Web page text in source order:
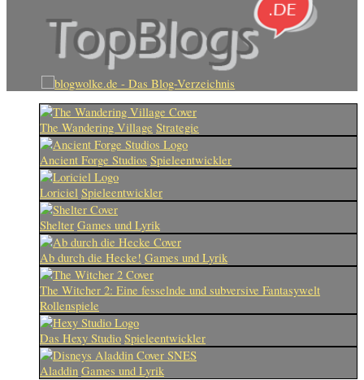
The Wandering Village Strategie
Ancient Forge Studios Spieleentwickler
Loriciel Spieleentwickler
Shelter Games und Lyrik
Ab durch die Hecke! Games und Lyrik
The Witcher 2: Eine fesselnde und subversive Fantasywelt
Rollenspiele
Das Hexy Studio Spieleentwickler
Aladdin Games und Lyrik